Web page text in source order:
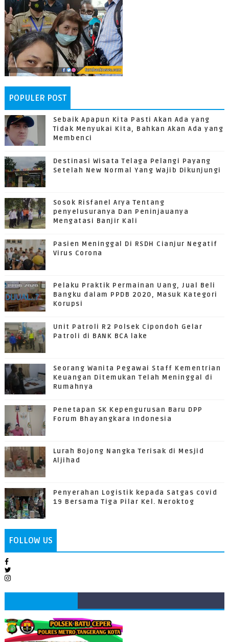
POPULER POST
Sebaik Apapun Kita Pasti Akan Ada yang
Tidak Menyukai Kita, Bahkan Akan Ada yang
Membenci
Destinasi Wisata Telaga Pelangi Payang
Setelah New Normal Yang Wajib Dikunjungi
Sosok Risfanel Arya Tentang
penyelusuranya Dan Peninjauanya
Mengatasi Banjir Kali
Pasien Meninggal Di RSDH Cianjur Negatif
Virus Corona
Pelaku Praktik Permainan Uang, Jual Beli
Bangku dalam PPDB 2020, Masuk Kategori
Korupsi
Unit Patroli R2 Polsek Cipondoh Gelar
Patroli di BANK BCA lake
Seorang Wanita Pegawai Staff Kementrian
Keuangan Ditemukan Telah Meninggal di
Rumahnya
Penetapan SK Kepengurusan Baru DPP
Forum Bhayangkara Indonesia
Lurah Bojong Nangka Terisak di Mesjid
Aljihad
Penyerahan Logistik kepada Satgas covid
19 Bersama Tiga Pilar Kel. Neroktog
FOLLOW US